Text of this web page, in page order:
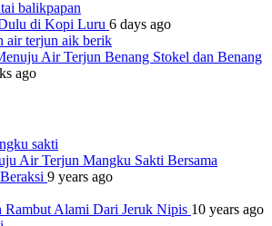
di Kopi Luru 6 days ago
Air Terjun Benang Stokel dan Benang
ago
Air Terjun Mangku Sakti Bersama
9 years ago
Rambut Alami Dari Jeruk Nipis 10 years ago